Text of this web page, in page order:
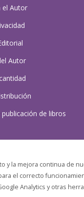
y la mejora continua de
el correcto
Analytics y otras
el Autor
Autor
de libros
)